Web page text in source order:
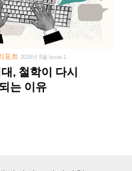
포트 2026년 8월 Issue 1
, 철학이 다시
는 이유